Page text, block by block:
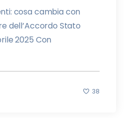
cosa cambia con
dell’Accordo Stato
2025 Con
38